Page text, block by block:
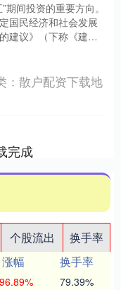
期间投资的重要方向。
国民经济和社会发展
建议》（下称《建
民生和促消费、投资
： 散户配资下载地
完成
个股流出
换手率
涨幅
换手率
79.39%